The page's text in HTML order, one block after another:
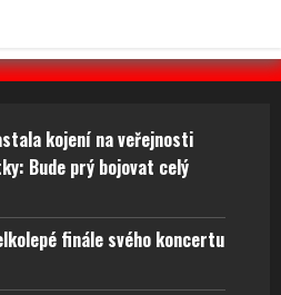
kojení na veřejnosti
Bude prý bojovat celý
finále svého koncertu